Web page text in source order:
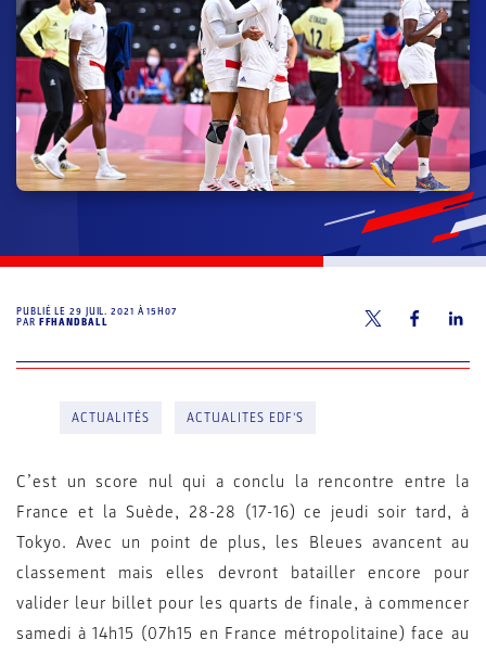
PUBLIÉ LE29 JUIL. 2021 À 15H07
PAR FFHANDBALL
ACTUALITÉS ACTUALITES EDF'S
C’est un score nul qui a conclu la rencontre entre la
France et la Suède, 28-28 (17-16) ce jeudi soir tard, à
Tokyo. Avec un point de plus, les Bleues avancent au
classement mais elles devront batailler encore pour
valider leur billet pour les quarts de finale, à commencer
samedi à 14h15 (07h15 en France métropolitaine) face au